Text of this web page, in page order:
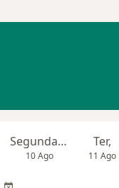
Segunda-feira
10 Ago
Ter,
11 Ago